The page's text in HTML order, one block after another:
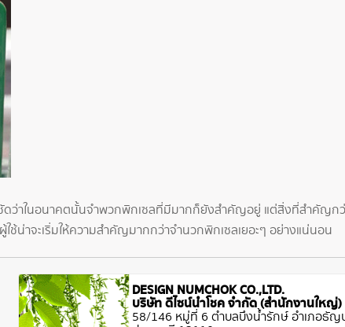
ดว่าในอนาคตนั้นจำพวกพิกเซลที่มีมากก็ยังสำคัญอยู่ แต่สิ่งที่สำคัญก
ช้น่าจะเริ่มให้ความสำคัญมากกว่าจำนวกพิกเซลเยอะๆ อย่างแน่นอน
DESIGN NUMCHOK CO.,LTD.
บริษัท ดีไซน์นำโชค จำกัด (สำนักงานใหญ่)
58/146 หมู่ที่ 6 ตำบลบึงน้ำรักษ์ อำเภอธัญ